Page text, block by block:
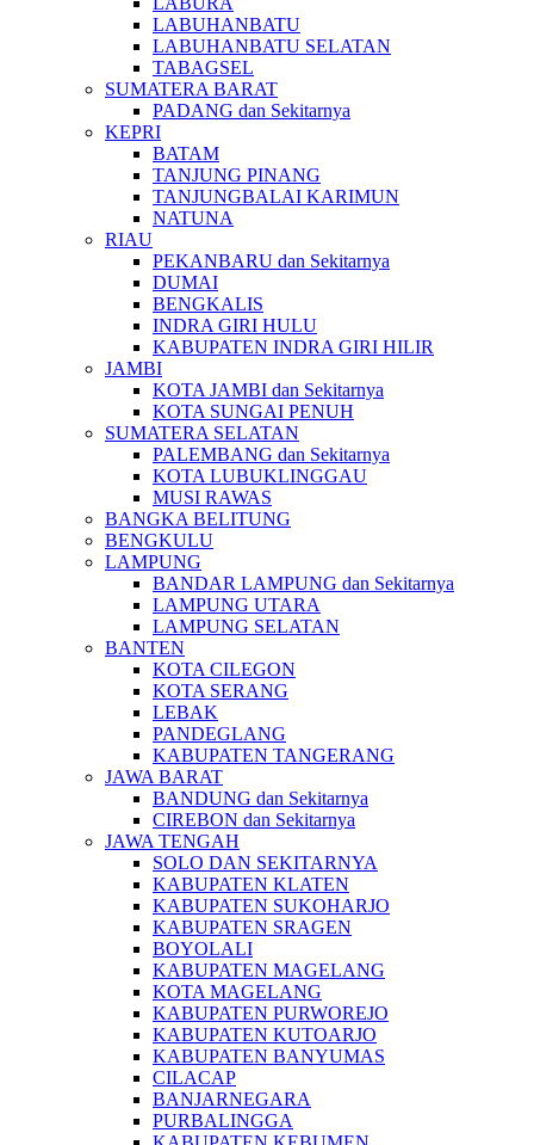
LABUHANBATU
LABUHANBATU SELATAN
TABAGSEL
SUMATERA BARAT
PADANG dan Sekitarnya
KEPRI
BATAM
TANJUNG PINANG
TANJUNGBALAI KARIMUN
NATUNA
RIAU
PEKANBARU dan Sekitarnya
DUMAI
BENGKALIS
INDRA GIRI HULU
KABUPATEN INDRA GIRI HILIR
JAMBI
KOTA JAMBI dan Sekitarnya
KOTA SUNGAI PENUH
SUMATERA SELATAN
PALEMBANG dan Sekitarnya
KOTA LUBUKLINGGAU
MUSI RAWAS
BANGKA BELITUNG
BENGKULU
LAMPUNG
BANDAR LAMPUNG dan Sekitarnya
LAMPUNG UTARA
LAMPUNG SELATAN
BANTEN
KOTA CILEGON
KOTA SERANG
LEBAK
PANDEGLANG
KABUPATEN TANGERANG
JAWA BARAT
BANDUNG dan Sekitarnya
CIREBON dan Sekitarnya
JAWA TENGAH
SOLO DAN SEKITARNYA
KABUPATEN KLATEN
KABUPATEN SUKOHARJO
KABUPATEN SRAGEN
BOYOLALI
KABUPATEN MAGELANG
KOTA MAGELANG
KABUPATEN PURWOREJO
KABUPATEN KUTOARJO
KABUPATEN BANYUMAS
CILACAP
BANJARNEGARA
PURBALINGGA